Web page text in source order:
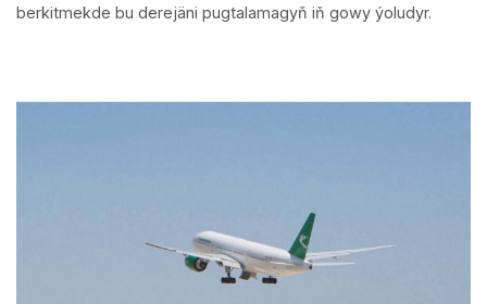
berkitmekde bu derejäni pugtalamagyň iň gowy ýoludyr.